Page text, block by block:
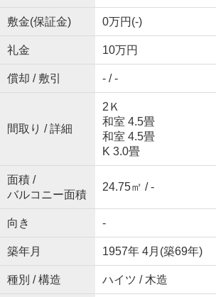
敷金(保証金) 0万円(-)
礼金 10万円
償却 / 敷引 - / -
間取り / 詳細
2Ｋ
和室 4.5畳
和室 4.5畳
K 3.0畳
面積 /
バルコニー面積
24.75㎡ / -
向き -
築年月 1957年 4月(築69年)
種別 / 構造 ハイツ / 木造